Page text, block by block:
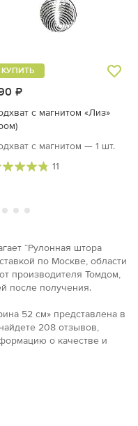
₽
КУПИТЬ
с магнитом «Лиз»
с магнитом — 1 шт.
11
“Рулонная штора
по Москве, области
производителя Томдом,
после получения.
52 см» представлена в
208 отзывов,
о качестве и